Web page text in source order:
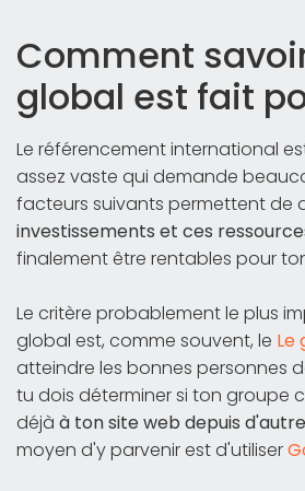
Comment
global est fait
Le référencement international
assez vaste qui demande
facteurs suivants permettent de
investissements et ces
finalement être rentables pour
Le critère probablement le plus
global est, comme souvent, le Le
atteindre les bonnes personnes
tu dois déterminer si ton groupe
déjà à ton site web depuis
moyen d'y parvenir est d'utiliser